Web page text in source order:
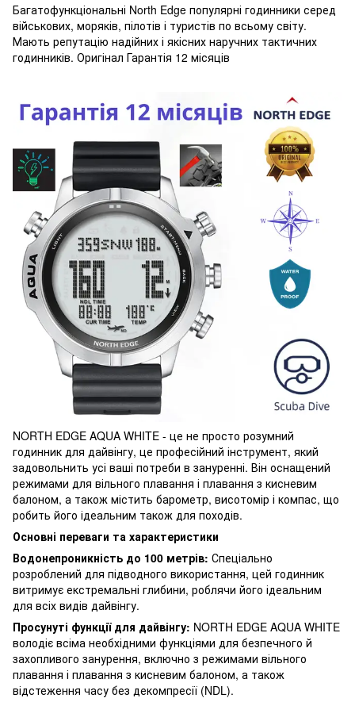
Багатофункціональні North Edge популярні годинники серед
військових, моряків, пілотів і туристів по всьому світу.
Мають репутацію надійних і якісних наручних тактичних
годинників. Оригінал Гарантія 12 місяців
NORTH EDGE AQUA WHITE - це не просто розумний
годинник для дайвінгу, це професійний інструмент, який
задовольнить усі ваші потреби в зануренні. Він оснащений
режимами для вільного плавання і плавання з кисневим
балоном, а також містить барометр, висотомір і компас, що
робить його ідеальним також для походів.
Основні переваги та характеристики
Водонепроникність до 100 метрів: Спеціально
розроблений для підводного використання, цей годинник
витримує екстремальні глибини, роблячи його ідеальним
для всіх видів дайвінгу.
Просунуті функції для дайвінгу: NORTH EDGE AQUA WHITE
володіє всіма необхідними функціями для безпечного й
захопливого занурення, включно з режимами вільного
плавання і плавання з кисневим балоном, а також
відстеження часу без декомпресії (NDL).